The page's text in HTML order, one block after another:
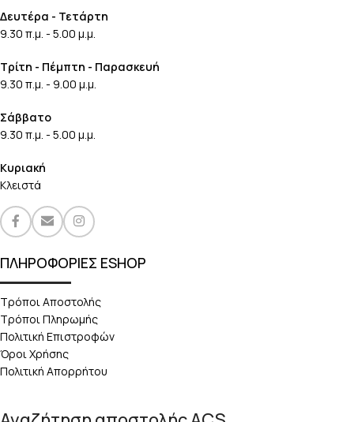
Δευτέρα - Τετάρτη
9.30 π.μ. - 5.00 μ.μ.
Τρίτη - Πέμπτη - Παρασκευή
9.30 π.μ. - 9.00 μ.μ.
Σάββατο
9.30 π.μ. - 5.00 μ.μ.
Κυριακή
Κλειστά
ΠΛΗΡΟΦΟΡΙΕΣ ESHOP
Τρόποι Αποστολής
Τρόποι Πληρωμής
Πολιτική Επιστροφών
Όροι Χρήσης
Πολιτική Απορρήτου